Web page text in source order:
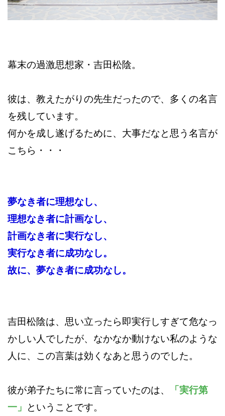
幕末の過激思想家・吉田松陰。
彼は、教えたがりの先生だったので、多くの名言
を残しています。
何かを成し遂げるために、大事だなと思う名言が
こちら・・・
夢なき者に理想なし、
理想なき者に計画なし、
計画なき者に実行なし、
実行なき者に成功なし。
故に、夢なき者に成功なし。
吉田松陰は、思い立ったら即実行しすぎて危なっ
かしい人でしたが、なかなか動けない私のような
人に、この言葉は効くなあと思うのでした。
彼が弟子たちに常に言っていたのは、
「実行第
一」
ということです。